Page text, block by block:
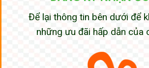
Để lại thông tin bên dưới để
những ưu đãi hấp dẫn của